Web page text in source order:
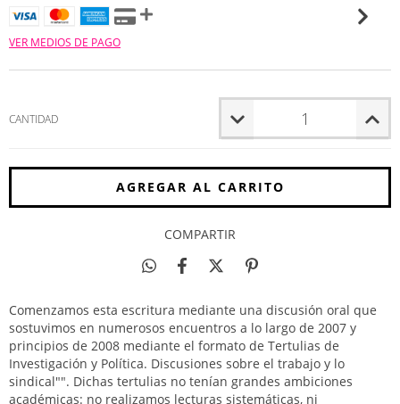
VER MEDIOS DE PAGO
CANTIDAD
COMPARTIR
Comenzamos esta escritura mediante una discusión oral que
sostuvimos en numerosos encuentros a lo largo de 2007 y
principios de 2008 mediante el formato de Tertulias de
Investigación y Política. Discusiones sobre el trabajo y lo
sindical"". Dichas tertulias no tenían grandes ambiciones
académicas: no realizamos lecturas sistemáticas, ni